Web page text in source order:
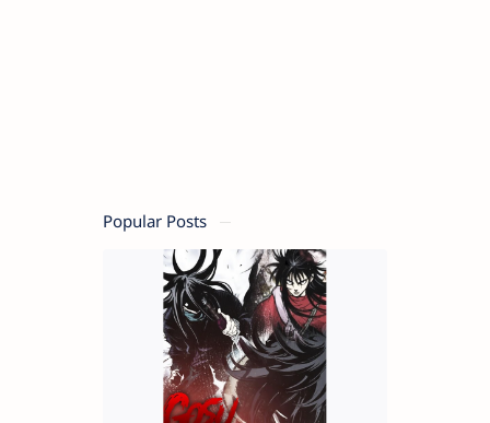
Popular Posts